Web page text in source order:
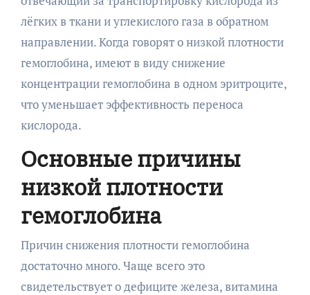
лёгких в ткани и углекислого газа в обратном
направлении. Когда говорят о низкой плотности
гемоглобина, имеют в виду снижение
концентрации гемоглобина в одном эритроците,
что уменьшает эффективность переноса
кислорода.
Основные причины
низкой плотности
гемоглобина
Причин снижения плотности гемоглобина
достаточно много. Чаще всего это
свидетельствует о дефиците железа, витамина